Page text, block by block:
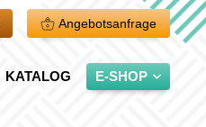
Angebotsanfrage
KATALOG E-SHOP